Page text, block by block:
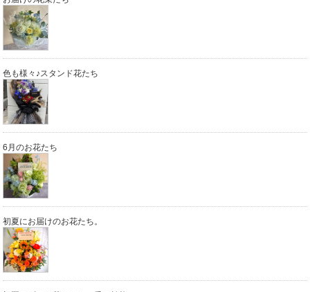
色も様々♪スタンド花たち
6月のお花たち
初夏にお届けのお花たち。